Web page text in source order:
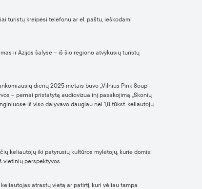
turistų kreipėsi telefonu ar el. paštu, ieškodami
ir Azijos šalyse – iš šio regiono atvykusių turistų
dienų 2025 metais buvo „Vilnius Pink Soup
– pernai pristatytą audiovizualinį pasakojimą „Skonių
iš viso dalyvavo daugiau nei 1,8 tūkst. keliautojų.
keliautojų iki patyrusių kultūros mylėtojų, kurie domisi
vietinių perspektyvos.
atrastų vietą ar patirtį, kuri vėliau tampa